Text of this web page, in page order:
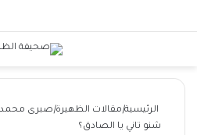
تسجيل الدخول
الرئيسية|مقالات الظهيرة|صبرى محمد
شنو تاني يا الصادق؟